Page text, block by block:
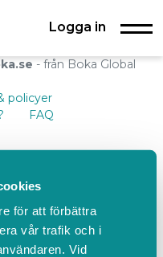
för att förbättra
vår trafik och i
Vid
Logga in
- från Boka Global
policyer
FAQ